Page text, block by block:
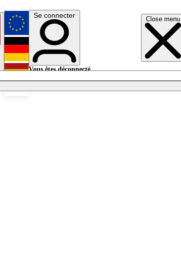
Close menu
English
Deutsch
Se connecter
Vous êtes déconnecté.